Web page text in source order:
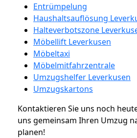
Entrümpelung
Haushaltsauflösung
Halteverbotszone
Möbellift Leverkusen
Möbeltaxi
Möbelmitfahrzentrale
Umzugshelfer Leverkusen
Umzugskartons
Kontaktieren Sie uns noch
uns gemeinsam Ihren Umzug
planen!